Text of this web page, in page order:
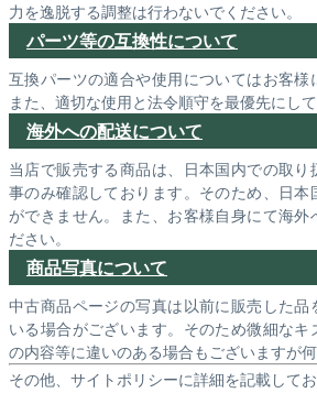
力を逸脱する調整は行わないでください。
パーツ等の互換性について
互換パーツの適合や使用についてはお客様
また、適切な使用と法令順守を最優先にして
海外への配送について
当店で販売する商品は、日本国内での取り
事のみ確認しております。そのため、日本
ができません。また、お客様自身にて海外
ださい。
商品写真について
中古商品ページの写真は以前に販売した品
いる場合がございます。そのため微細な
の内容等に違いのある場合もございますが何
その他、サイトポリシーに詳細を記載して